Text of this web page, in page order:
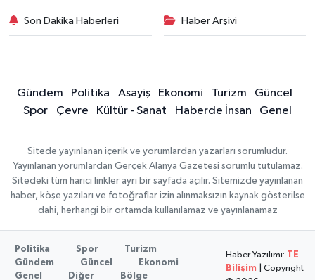
Son Dakika Haberleri Haber Arşivi
Gündem Politika Asayiş Ekonomi Turizm
Güncel
Spor
Çevre Kültür - Sanat Haberde İnsan Genel
Sitede yayınlanan içerik ve yorumlardan yazarları sorumludur.
Yayınlanan yorumlardan Gerçek Alanya Gazetesi sorumlu tutulamaz.
Sitedeki tüm harici linkler ayrı bir sayfada açılır. Sitemizde yayınlanan
haber, köşe yazıları ve fotoğraflar izin alınmaksızın kaynak gösterilse
dahi, herhangi bir ortamda kullanılamaz ve yayınlanamaz
Politika Spor
Turizm
Gündem
Güncel
Ekonomi
Genel
Diğer Bölge
Haber Yazılımı:
TE
Bilişim | Copyright